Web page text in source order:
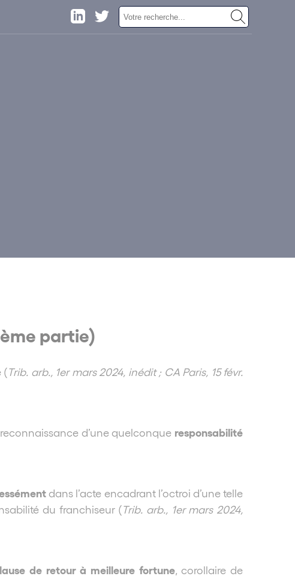
partie)
(Trib. arb., 1er mars 2024, inédit ; CA Paris, 15 févr.
d’une quelconque responsabilité
dans l’acte encadrant l’octroi d’une telle
du franchiseur (Trib. arb., 1er mars 2024,
de retour à meilleure fortune, corollaire de